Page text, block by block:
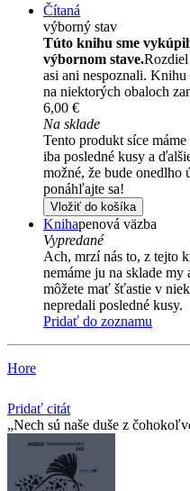
Čítaná
výborný stav
Túto knihu sme
výbornom stave.
asi ani nespoznali.
na niektorých obaloch
6,00 €
Na sklade
Tento produkt síce
iba posledné kusy a
možné, že bude onedlho
ponáhľajte sa!
Vložiť do košíka
Knihapenová väzba
Vypredané
Ach, mrzí nás to, z tejto
nemáme ju na sklade
môžete mať šťastie v
nepredali posledné kusy.
Pridať do zoznamu
Hore
Pridať citát
Nech sú naše duše z